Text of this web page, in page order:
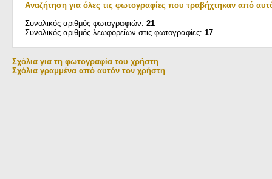
Αναζήτηση για όλες τις φωτογραφίες που τραβήχτηκαν από
Συνολικός αριθμός φωτογραφιών: 21
Συνολικός αριθμός λεωφορείων στις φωτογραφίες: 17
Σχόλια για τη φωτογραφία του χρήστη
Σχόλια γραμμένα από αυτόν τον χρήστη